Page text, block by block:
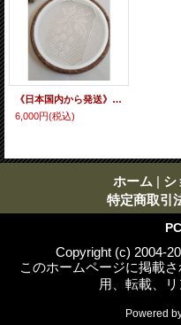
《日本国内から発送》アンテップ刺繍 葡萄
6,000円(税込)
ホーム | シ
特定商取引
Copyright (c) 2004-
このホームページに掲載
用、転載、リ
Powered